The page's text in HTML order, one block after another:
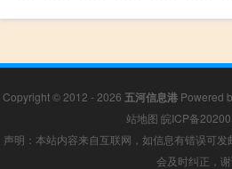
Copyright © 2012 - 2026 五河信息港 Powered
站地图 皖ICP备
声明：本站内容来自互联网，如信息有错误可
会及时纠正，